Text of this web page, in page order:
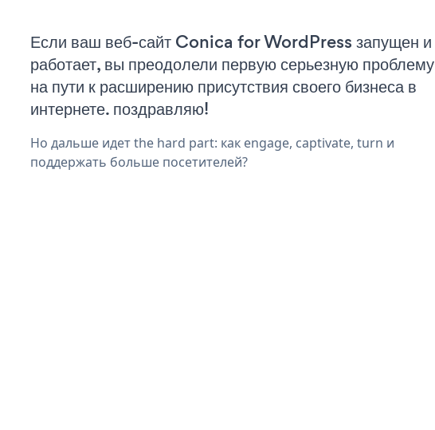
Если ваш веб-сайт Conica for WordPress запущен и
работает, вы преодолели первую серьезную проблему
на пути к расширению присутствия своего бизнеса в
интернете. поздравляю!
Но дальше идет the hard part: как engage, captivate, turn и
поддержать больше посетителей?